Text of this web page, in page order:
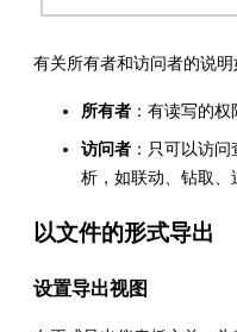
有关所有者和访问者的说明
所有者 ：有读写的
访问者 ：只可以访
析，如联动、钻取、
以文件的形式导出
设置导出视图